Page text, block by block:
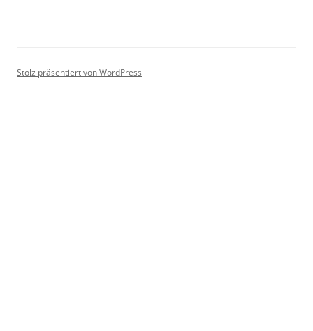
Stolz präsentiert von WordPress